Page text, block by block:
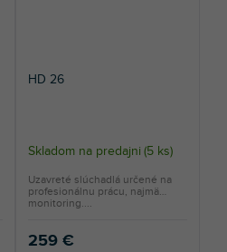
HD 26
Skladom na predajni (5 ks)
259 €
Uzavreté slúchadlá určené na
profesionálnu prácu, najmä
monitoring....